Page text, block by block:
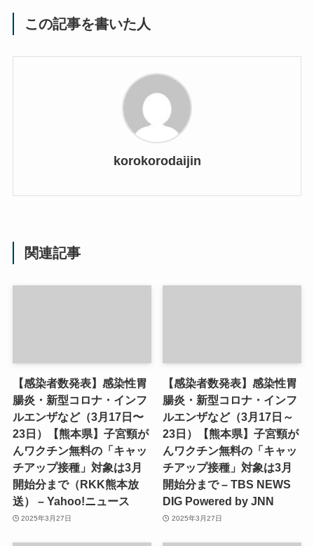
この記事を書いた人
korokorodaijin
関連記事
【感染者数発表】感染性胃
腸炎・新型コロナ・インフ
ルエンザなど（3月17日〜
23日）【熊本県】子宮頸が
んワクチン無料の「キャッ
チアップ接種」対象は3月
開始分まで（RKK熊本放
送） – Yahoo!ニュース
2025年3月27日
【感染者数発表】感染性胃
腸炎・新型コロナ・インフ
ルエンザなど（3月17日～
23日）【熊本県】子宮頸が
んワクチン無料の「キャッ
チアップ接種」対象は3月
開始分まで – TBS NEWS
DIG Powered by JNN
2025年3月27日